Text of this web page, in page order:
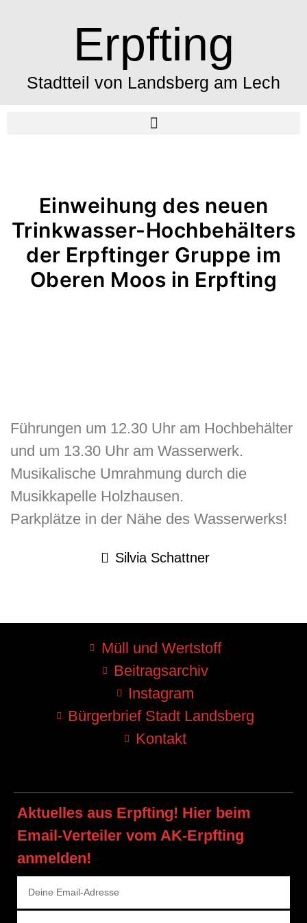
Erpfting
Stadtteil von Landsberg am Lech
Einweihung des neuen
Trinkwasser-Hochbehälters
der Erpftinger Gruppe im
Oberen Moos in Erpfting
Führungen um 12.30 Uhr am Hochbehälter
und um 13.30 Uhr am Wasserwerk.
Musikalische Umrahmung durch die
Musikkapelle Holzhausen.
Parkplätze in der Nähe des Wasserwerks!
Silvia Schattner
Müll und Wertstoff
Beitragsarchiv
Instagram
Bürgerbrief Stadt Landsberg
Kontakt
Aktuelles aus Erpfting! Hier beim
Email-Verteiler vom AK-Erpfting
anmelden!